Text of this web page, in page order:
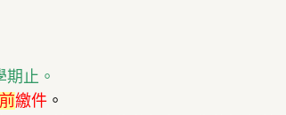
止。
繳件 。